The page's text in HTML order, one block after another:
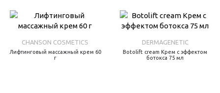
CHANSON COSMETICS
Лифтинговый массажный крем 60
г
DERMAGENETIC
Botolift cream Крем с эффектом
ботокса 75 мл